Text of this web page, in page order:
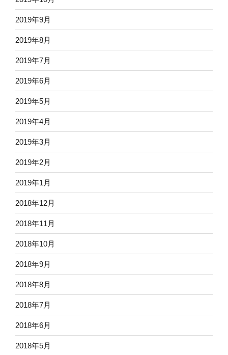
2019年9月
2019年8月
2019年7月
2019年6月
2019年5月
2019年4月
2019年3月
2019年2月
2019年1月
2018年12月
2018年11月
2018年10月
2018年9月
2018年8月
2018年7月
2018年6月
2018年5月